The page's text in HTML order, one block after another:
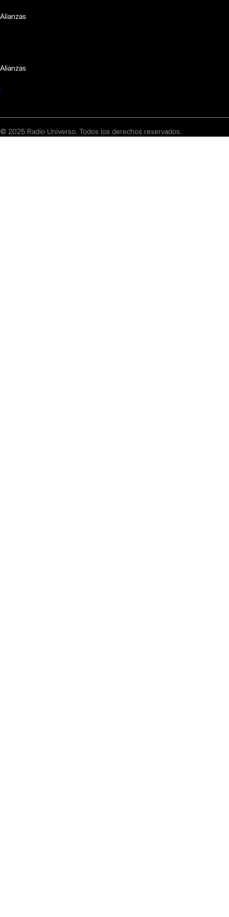
Alianzas
Alianzas
© 2025 Radio Universo. Todos los derechos reservados.